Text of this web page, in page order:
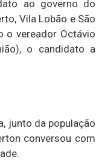
ao governo do
Vila Lobão e São
o vereador Octávio
o candidato a
junto da população
conversou com